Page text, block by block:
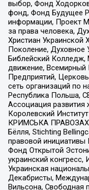
выбор, Фонд
фонд, Фонд Будущее
информации, Проект
за права человека,
Христиан Украинской
Поколение,
Библейский Колледж,
движение, Всемирный
Предприятий,
сеть организаций по
Республика
Ассоциация развития
Королевский
КРИМСЬКА
Бёлля, Stichting
правовой инициативы
Фонд Открытой
украинский
Украинская
Декабристы,
Вильсона, Свободная